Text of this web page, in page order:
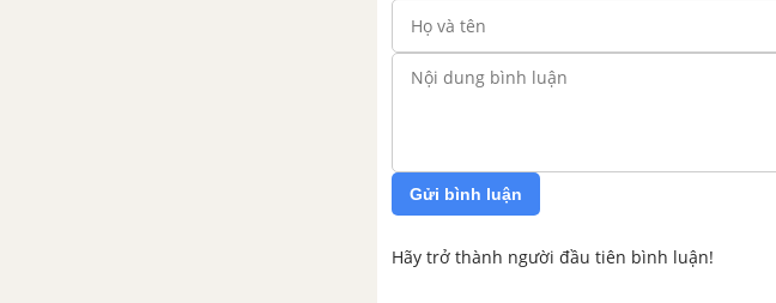
Gửi bình luận
Hãy trở thành người đầu tiên bình luận!